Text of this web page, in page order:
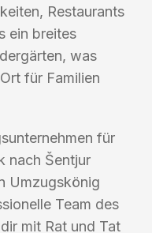
Restaurants
ein breites
was
für Familien
für
nach Šentjur
Umzugskönig
Team des
mit Rat und Tat